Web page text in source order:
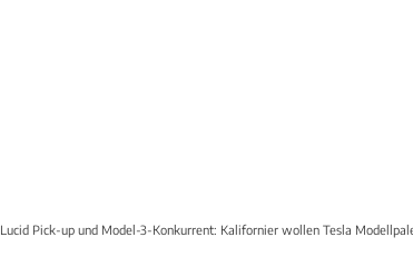
Lucid Pick-up und Model-3-Konkurrent: Kalifornier wollen Tesla